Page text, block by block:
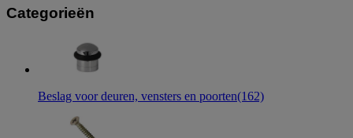
Categorieën
Beslag voor deuren, vensters en poorten(162)